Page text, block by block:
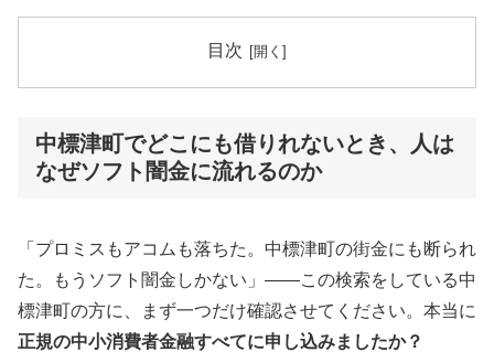
目次
中標津町でどこにも借りれないとき、人は
なぜソフト闇金に流れるのか
「プロミスもアコムも落ちた。中標津町の街金にも断られ
た。もうソフト闇金しかない」——この検索をしている中
標津町の方に、まず一つだけ確認させてください。本当に
正規の中小消費者金融すべてに申し込みましたか？